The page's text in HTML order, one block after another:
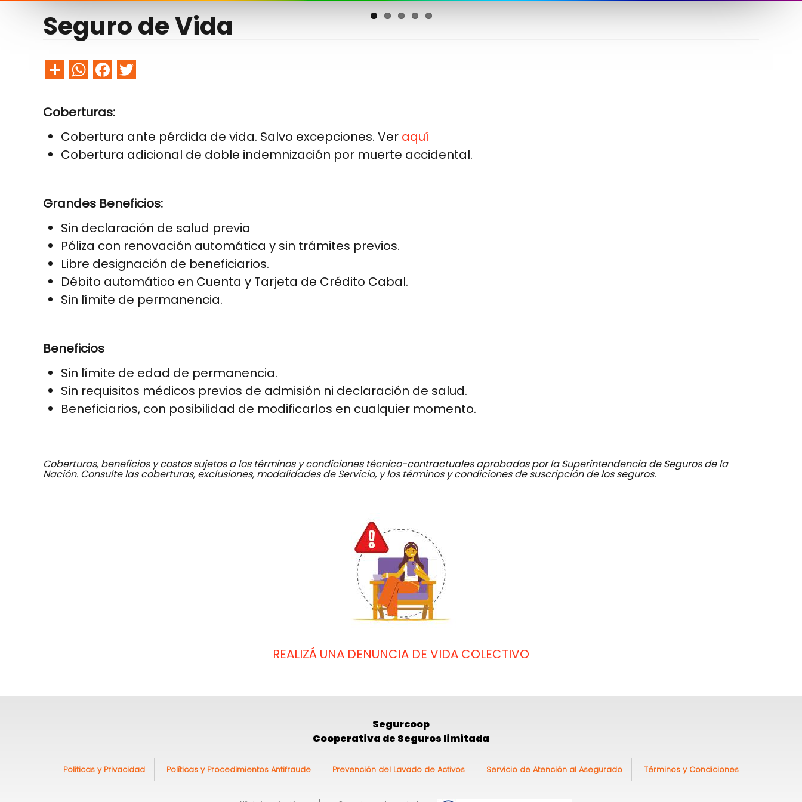
Seguro de Vida
ShareWhatsApp
Facebook
Coberturas:
Cobertura ante pérdida de vida. Salvo excepciones. Ver aquí
Cobertura adicional de doble indemnización por muerte accidental.
Grandes Beneficios:
Sin declaración de salud previa
Póliza con renovación automática y sin trámites previos.
Libre designación de beneficiarios.
Débito automático en Cuenta y Tarjeta de Crédito Cabal.
Sin límite de permanencia.
Beneficios
Sin límite de edad de permanencia.
Sin requisitos médicos previos de admisión ni declaración de salud.
Beneficiarios, con posibilidad de modificarlos en cualquier momento.
Coberturas, beneficios y costos sujetos a los términos y condiciones técnico-contractuales aprobados por la Superintendencia de Seguros de la
Nación. Consulte las coberturas, exclusiones, modalidades de Servicio, y los términos y condiciones de suscripción de los seguros.
Image
REALIZÁ UNA DENUNCIA DE VIDA COLECTIVO
Segurcoop
Cooperativa de Seguros limitada
Políticas y Privacidad Políticas y Procedimientos Antifraude Prevención del Lavado de Activos Servicio de Atención al Asegurado Términos y Condiciones